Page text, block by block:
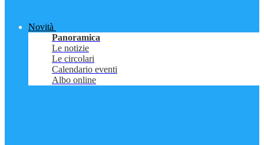
Novità
Panoramica
Le notizie
Le circolari
Calendario eventi
Albo online